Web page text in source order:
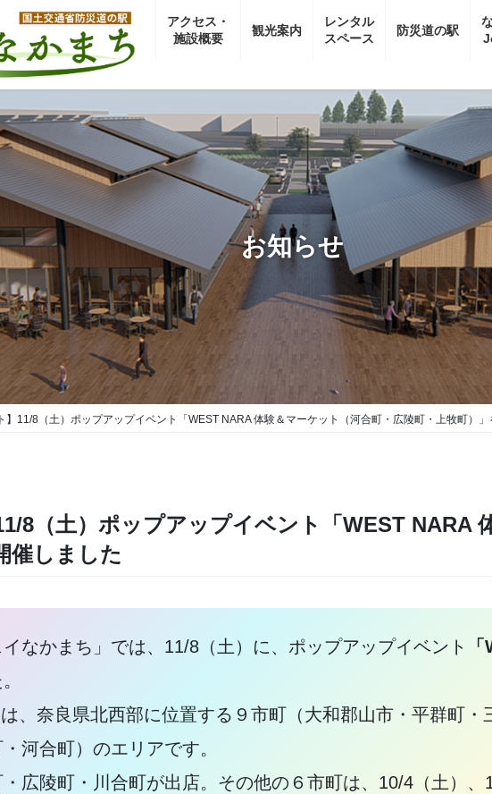
アクセス・
施設概要
観光案内
レンタル
スペース
防災道の駅
お知らせ
】11/8（土）ポップアップイベント「WEST NARA 体験＆マーケット（河合町・広陵町・上牧町）
8（土）ポップアップイベント「WEST NARA
催しました
なかまち」では、11/8（土）に、ポップアップイベント
は、奈良県北西部に位置する９市町（大和郡山市・平群町
河合町）のエリアです。
広陵町・川合町が出店。その他の６市町は、10/4（土）